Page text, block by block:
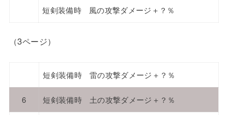
短剣装備時 風の攻撃ダメージ＋？％
（3ページ）
短剣装備時 雷の攻撃ダメージ＋？％
6 短剣装備時 土の攻撃ダメージ＋？％